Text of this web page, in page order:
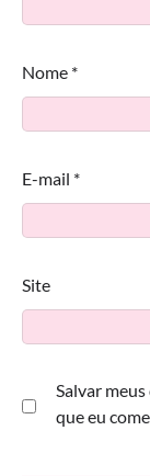
Nome *
E-mail *
Site
Salvar
que eu